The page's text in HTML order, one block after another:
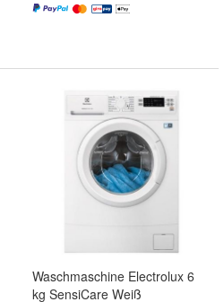
Waschmaschine Electrolux 6
kg SensiCare Weiß